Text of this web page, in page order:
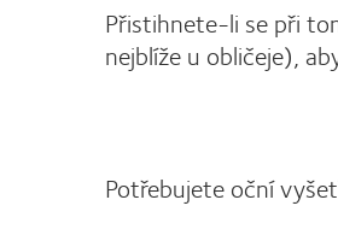
Přistihnete-li se při
nejblíže u obličeje),
Potřebujete oční